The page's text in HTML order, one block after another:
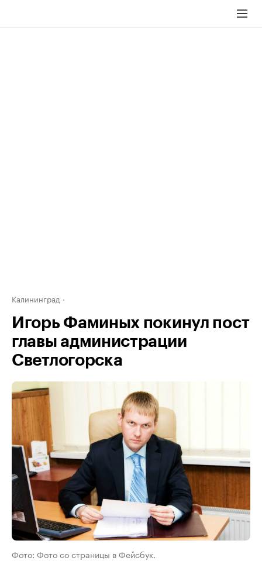
Калининград
Игорь Фаминых покинул пост
главы администрации
Светлогорска
Фото: Фото со страницы в Фейсбук.